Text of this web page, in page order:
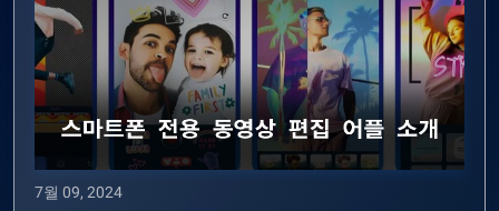
7월 09, 2024